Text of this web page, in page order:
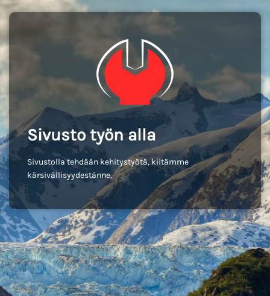
Sivusto työn alla
Sivustolla tehdään kehitystyötä, kiitämme
kärsivällisyydestänne.